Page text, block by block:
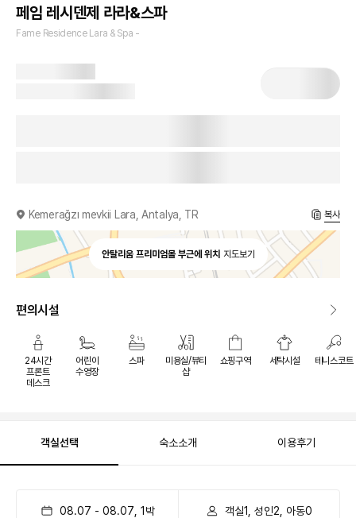
페임 레시덴제 라라&스파
Fame Residence Lara & Spa -
Kemerağzı mevkii Lara, Antalya, TR 복사
안탈리움 프리미엄몰 부근에 위치 지도보기
편의시설
24시간
프론트
데스크
어린이
수영장
스파
미용실/뷰티
샵
쇼핑구역 세탁시설 테니스코트
객실선택 숙소소개 이용후기
08.07 - 08.07 1 박 객실1, 성인2, 아동0